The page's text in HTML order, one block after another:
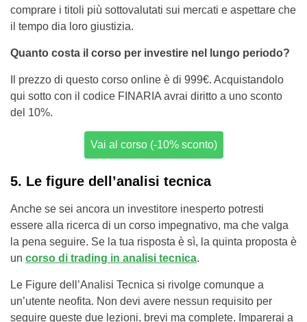
comprare i titoli più sottovalutati sui mercati e aspettare che
il tempo dia loro giustizia.
Quanto costa il corso per investire nel lungo periodo?
Il prezzo di questo corso online è di 999€. Acquistandolo
qui sotto con il codice FINARIA avrai diritto a uno sconto
del 10%.
Vai al corso (-10% sconto)
5. Le figure dell’analisi tecnica
Anche se sei ancora un investitore inesperto potresti
essere alla ricerca di un corso impegnativo, ma che valga
la pena seguire. Se la tua risposta è sì, la quinta proposta è
un corso di trading in analisi tecnica.
Le Figure dell’Analisi Tecnica si rivolge comunque a
un’utente neofita. Non devi avere nessun requisito per
seguire queste due lezioni, brevi ma complete. Imparerai a